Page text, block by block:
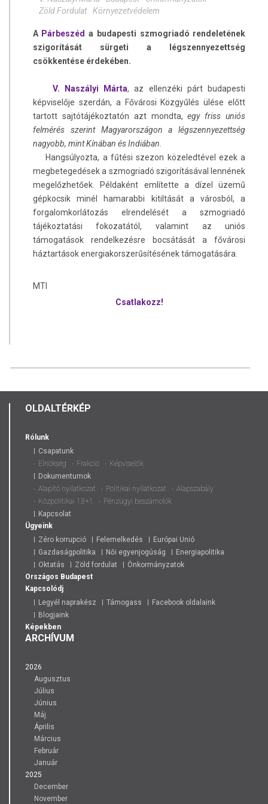
Zöld Fordulat
Környezetvédelem
A Párbeszéd a budapesti szmogriadó rendeletének
szigorítását sürgeti a légszennyezettség
csökkentése érdekében.
V. Naszályi Márta, az ellenzéki párt budapesti
képviselője szerdán, a Fővárosi Közgyűlés ülése előtt
tartott sajtótájékoztatón azt mondta,egy friss uniós
felmérés szerint Magyarországon a légszennyezettség
nagyobb, mint Kínában és Indiában
Hangsúlyozta, a fűtési szezon közeledtével ezek a
megbetegedések a szmogriadó szigorításával lennének
megelőzhetőek. Példaként említette a dízel üzemű
gépkocsik minél hamarabbi kitiltását a városból, a
forgalomkorlátozás elrendelését a szmogriadó
tájékoztatási fokozatától, valamint az uniós
támogatások rendelkezésre bocsátását a fővárosi
háztartások energiakorszerűsítésének támogatására.
MTI
Csatlakozz!
OLDALTÉRKÉP
Rólunk
Csapatunk
Elnökség
Frakció
Képviselők
Dokumentumok
Alapító nyilatkozat
Politikai nyilatkozat
Alapszabály
Közpolitikai 13+1
Pénzügyi beszámolók
Kapcsolat
Ügyeink
Zéro korrupció
Felemelkedés
Európai Unió
Gazdaságpolitika
Női egyenjogúság
Energiapolitika
Oktatás
Zöld fordulat
Önkormányzatok
Országos Budapest
Kapcsolódj
Legyél naprakész
Támogass
Facebook oldalaink
Blogjaink
Képekben
ARCHÍVUM
2026
Augusztus
Július
Június
Máj
Április
Március
Február
Január
2025
December
November